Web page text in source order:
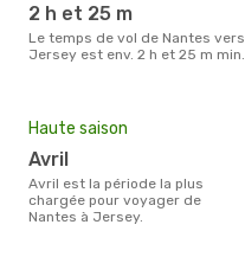
2 h et 25 m
Le temps de vol de Nantes vers
Jersey est env. 2 h et 25 m min.
Haute saison
avril
avril est la période la plus
chargée pour voyager de
Nantes à Jersey.